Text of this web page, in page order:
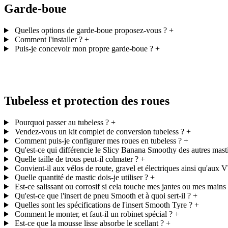
Garde-boue
Quelles options de garde-boue proposez-vous ? +
Comment l'installer ? +
Puis-je concevoir mon propre garde-boue ? +
Tubeless et protection des roues
Pourquoi passer au tubeless ? +
Vendez-vous un kit complet de conversion tubeless ? +
Comment puis-je configurer mes roues en tubeless ? +
Qu'est-ce qui différencie le Slicy Banana Smoothy des autres
Quelle taille de trous peut-il colmater ? +
Convient-il aux vélos de route, gravel et électriques ainsi qu'aux
Quelle quantité de mastic dois-je utiliser ? +
Est-ce salissant ou corrosif si cela touche mes jantes ou mes mains
Qu'est-ce que l'insert de pneu Smooth et à quoi sert-il ? +
Quelles sont les spécifications de l'insert Smooth Tyre ? +
Comment le monter, et faut-il un robinet spécial ? +
Est-ce que la mousse lisse absorbe le scellant ? +